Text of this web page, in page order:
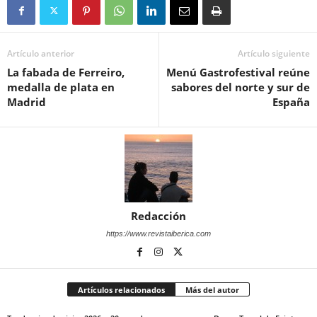
Artículo anterior
La fabada de Ferreiro,
medalla de plata en
Madrid
Artículo siguiente
Menú Gastrofestival reúne
sabores del norte y sur de
España
Redacción
https://www.revistaiberica.com
Artículos relacionados Más del autor